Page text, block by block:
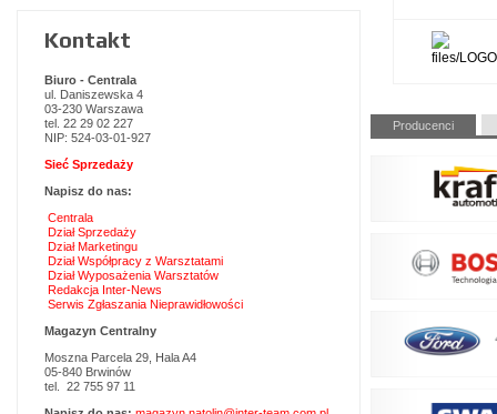
Pomiń
nawigacje
Producenci
Kontakt
Biuro - Centrala
ul. Daniszewska 4
03-230 Warszawa
tel. 22 29 02 227
NIP: 524-03-01-927
Sieć Sprzedaży
Napisz do nas:
Centrala
Dział Sprzedaży
Dział Marketingu
Dział Współpracy z Warsztatami
Dział Wyposażenia Warsztatów
Redakcja Inter-News
Serwis Zgłaszania Nieprawidłowości
Magazyn Centralny
Moszna Parcela 29, Hala A4
05-840 Brwinów
tel. 22 755 97 11